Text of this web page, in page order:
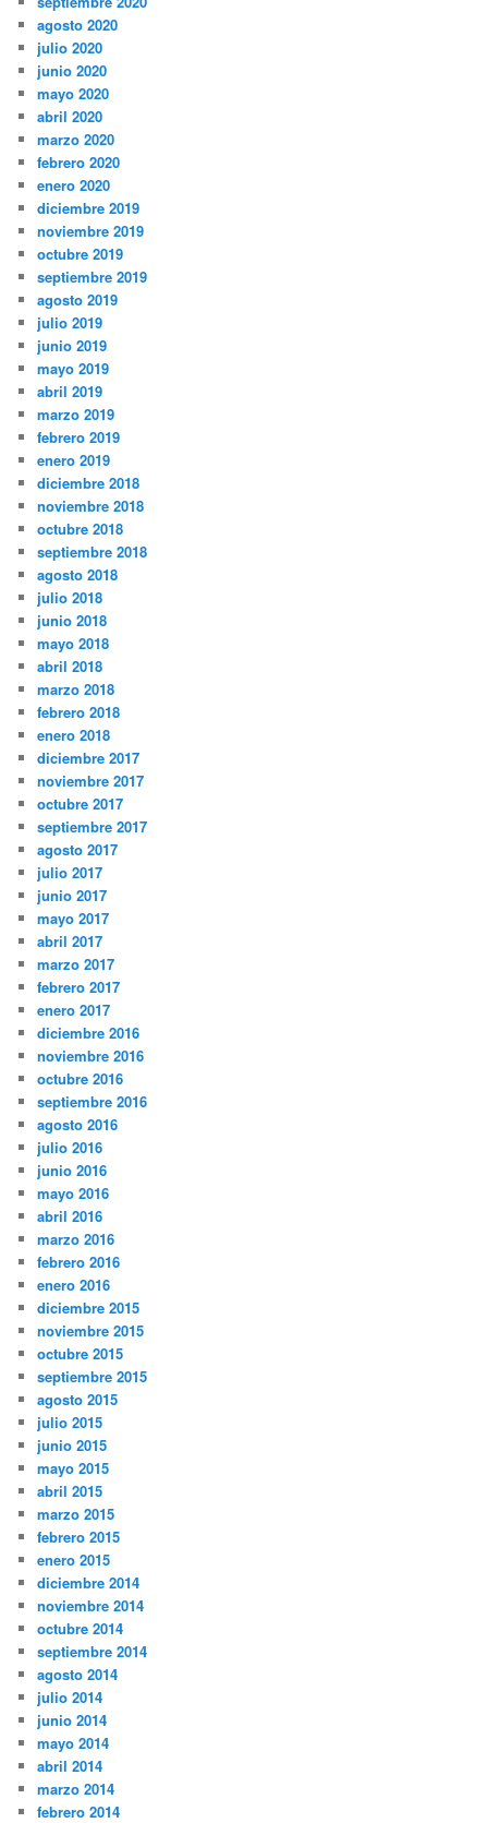
agosto 2020
julio 2020
junio 2020
mayo 2020
abril 2020
marzo 2020
febrero 2020
enero 2020
diciembre 2019
noviembre 2019
octubre 2019
septiembre 2019
agosto 2019
julio 2019
junio 2019
mayo 2019
abril 2019
marzo 2019
febrero 2019
enero 2019
diciembre 2018
noviembre 2018
octubre 2018
septiembre 2018
agosto 2018
julio 2018
junio 2018
mayo 2018
abril 2018
marzo 2018
febrero 2018
enero 2018
diciembre 2017
noviembre 2017
octubre 2017
septiembre 2017
agosto 2017
julio 2017
junio 2017
mayo 2017
abril 2017
marzo 2017
febrero 2017
enero 2017
diciembre 2016
noviembre 2016
octubre 2016
septiembre 2016
agosto 2016
julio 2016
junio 2016
mayo 2016
abril 2016
marzo 2016
febrero 2016
enero 2016
diciembre 2015
noviembre 2015
octubre 2015
septiembre 2015
agosto 2015
julio 2015
junio 2015
mayo 2015
abril 2015
marzo 2015
febrero 2015
enero 2015
diciembre 2014
noviembre 2014
octubre 2014
septiembre 2014
agosto 2014
julio 2014
junio 2014
mayo 2014
abril 2014
marzo 2014
febrero 2014